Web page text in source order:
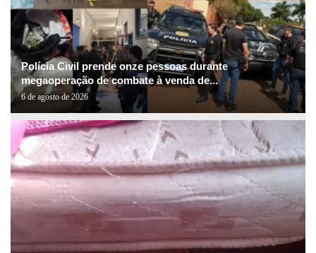
Polícia Civil prende onze pessoas durante
megaoperação de combate à venda de...
6 de agosto de 2026